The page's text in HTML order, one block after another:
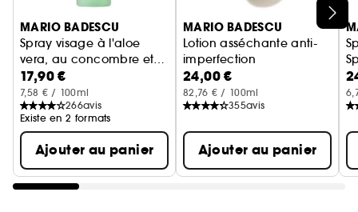
Ignorer le carrousel produits
MARIO BADESCU
Spray visage à l'aloe
vera, au concombre et
au thé vert
17,90 €
7,58 € / 100ml
266avis
Existe en 2 formats
Ajouter au panier
MARIO BADESCU
Lotion asséchante anti-
imperfection
24,00 €
82,76 € / 100ml
355avis
Ajouter au panier